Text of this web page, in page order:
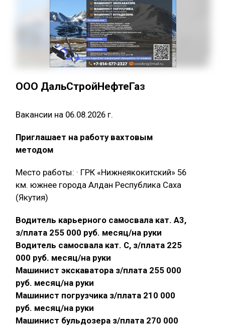
ООО ДальСтройНефтеГаз
Вакансии на 06.08.2026 г.
Приглашает на работу вахтовым
методом
Место работы: · ГРК «Нижнеякокитский» 56
км. южнее города Алдан Республика Саха
(Якутия)
Водитель карьерного самосвала кат. А3,
з/плата 255 000 руб. месяц/на руки
Водитель самосвала кат. С, з/плата 225
000 руб. месяц/на руки
Машинист экскаватора з/плата 255 000
руб. месяц/на руки
Машинист погрузчика з/плата 210 000
руб. месяц/на руки
Машинист бульдозера з/плата 270 000